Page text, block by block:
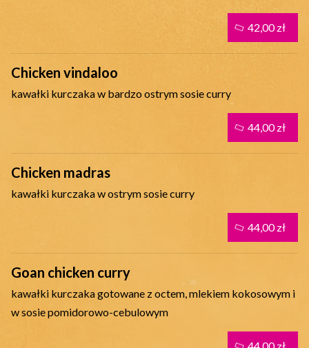
Chicken vindaloo
kawałki kurczaka w bardzo ostrym sosie curry
Chicken madras
kawałki kurczaka w ostrym sosie curry
Goan chicken curry
kawałki kurczaka gotowane z octem, mlekiem kokosowym i
w sosie pomidorowo-cebulowym